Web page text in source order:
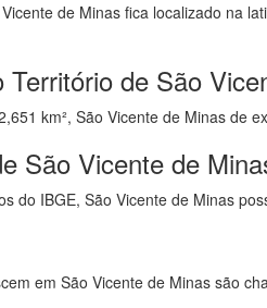
de Minas fica localizado na
Território de São
km², São Vicente de Minas de
São Vicente de
do IBGE, São Vicente de Minas
em São Vicente de Minas são